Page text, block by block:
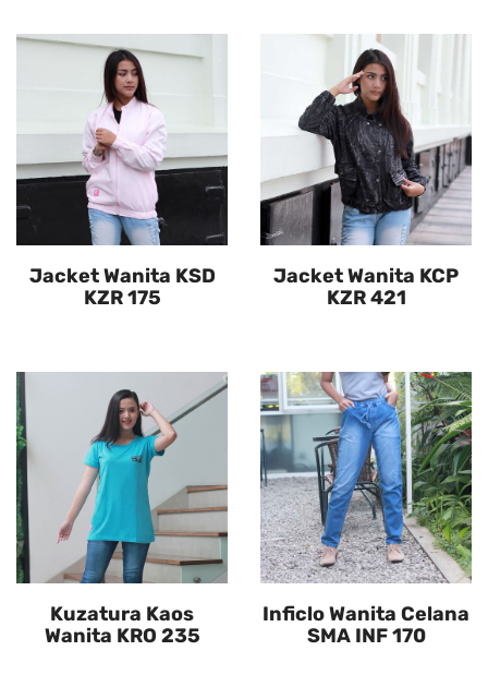
Jacket Wanita KSD
KZR 175
Jacket Wanita KCP
KZR 421
Kuzatura Kaos
Wanita KRO 235
Inficlo Wanita Celana
SMA INF 170